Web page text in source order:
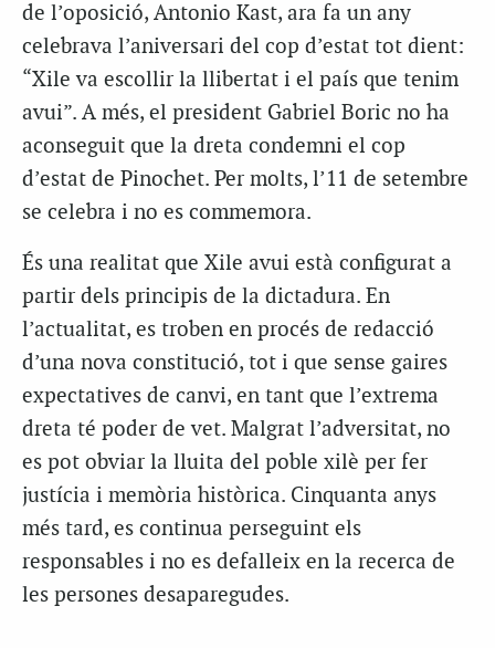
de l’oposició, Antonio Kast, ara fa un any
celebrava l’aniversari del cop d’estat tot dient:
“Xile va escollir la llibertat i el país que tenim
avui”. A més, el president Gabriel Boric no ha
aconseguit que la dreta condemni el cop
d’estat de Pinochet. Per molts, l’11 de setembre
se celebra i no es commemora.
És una realitat que Xile avui està configurat a
partir dels principis de la dictadura. En
l’actualitat, es troben en procés de redacció
d’una nova constitució, tot i que sense gaires
expectatives de canvi, en tant que l’extrema
dreta té poder de vet. Malgrat l’adversitat, no
es pot obviar la lluita del poble xilè per fer
justícia i memòria històrica. Cinquanta anys
més tard, es continua perseguint els
responsables i no es defalleix en la recerca de
les persones desaparegudes.